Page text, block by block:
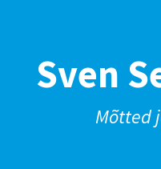
Sven
Mõtted